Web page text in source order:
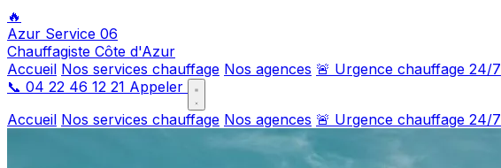
🔥
Azur Service 06
Chauffagiste Côte d'Azur
Accueil Nos services chauffage Nos agences 🚨 Urgence chauffage 24/7
📞 04 22 46 12 21 Appeler
Accueil Nos services chauffage Nos agences 🚨 Urgence chauffage 24/7